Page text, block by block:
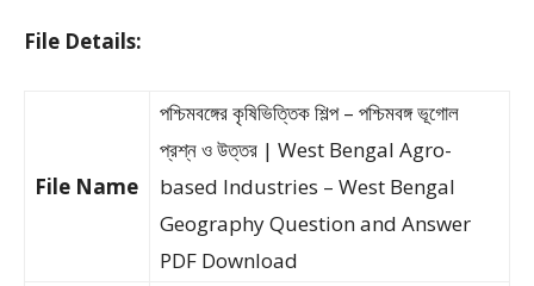
File Details:
File Name
পশ্চিমবঙ্গের কৃষিভিত্তিক শিল্প – পশ্চিমবঙ্গ ভূগোল
প্রশ্ন ও উত্তর | West Bengal Agro-
based Industries – West Bengal
Geography Question and Answer
PDF Download